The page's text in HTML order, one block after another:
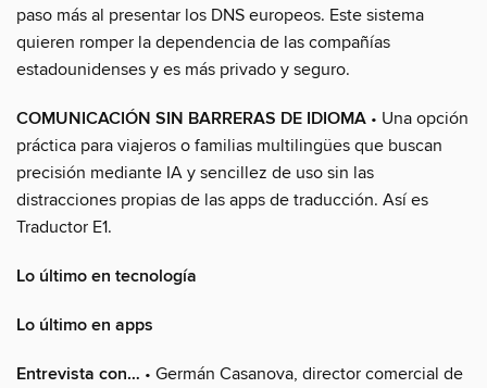
paso más al presentar los DNS europeos. Este sistema
quieren romper la dependencia de las compañías
estadounidenses y es más privado y seguro.
COMUNICACIÓN SIN BARRERAS DE IDIOMA • Una opción
práctica para viajeros o familias multilingües que buscan
precisión mediante IA y sencillez de uso sin las
distracciones propias de las apps de traducción. Así es
Traductor E1.
Lo último en tecnología
Lo último en apps
Entrevista con… • Germán Casanova, director comercial de